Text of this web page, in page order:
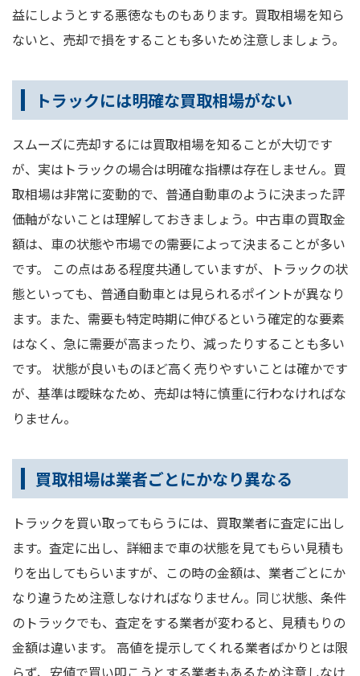
益にしようとする悪徳なものもあります。買取相場を知ら
ないと、売却で損をすることも多いため注意しましょう。
トラックには明確な買取相場がない
スムーズに売却するには買取相場を知ることが大切です
が、実はトラックの場合は明確な指標は存在しません。買
取相場は非常に変動的で、普通自動車のように決まった評
価軸がないことは理解しておきましょう。中古車の買取金
額は、車の状態や市場での需要によって決まることが多い
です。 この点はある程度共通していますが、トラックの状
態といっても、普通自動車とは見られるポイントが異なり
ます。また、需要も特定時期に伸びるという確定的な要素
はなく、急に需要が高まったり、減ったりすることも多い
です。 状態が良いものほど高く売りやすいことは確かです
が、基準は曖昧なため、売却は特に慎重に行わなければな
りません。
買取相場は業者ごとにかなり異なる
トラックを買い取ってもらうには、買取業者に査定に出し
ます。査定に出し、詳細まで車の状態を見てもらい見積も
りを出してもらいますが、この時の金額は、業者ごとにか
なり違うため注意しなければなりません。同じ状態、条件
のトラックでも、査定をする業者が変わると、見積もりの
金額は違います。 高値を提示してくれる業者ばかりとは限
らず、安値で買い叩こうとする業者もあるため注意しなけ